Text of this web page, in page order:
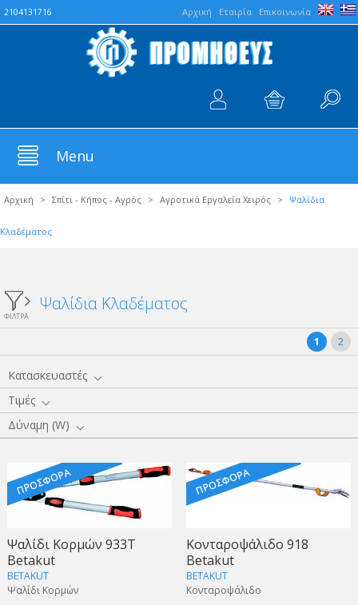
Aρχική Εταιρία Επικοινωνία
2104131716
Menu
Αρχική > Σπίτι - Κήπος - Αγρός > Αγροτικά Εργαλεία Χειρός > Ψαλίδια
Κλαδέματος
ΦΙΛΤΡΑ
Ψαλίδια Κλαδέματος
1 2
Κατασκευαστές
Τιμές
Δύναμη (W)
Ψαλίδι Κορμών 933Τ
Betakut
BETAKUT
Ψαλίδι Κορμών
Κονταροψάλιδο 918
Betakut
BETAKUT
Κονταροψάλιδο